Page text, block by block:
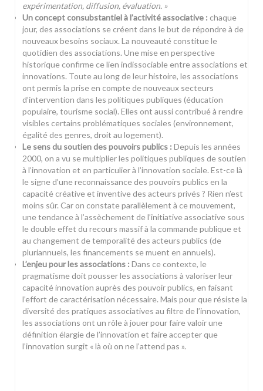
expérimentation, diffusion, évaluation. »
Un concept consubstantiel à l’activité associative : chaque
jour, des associations se créent dans le but de répondre à de
nouveaux besoins sociaux. La nouveauté constitue le
quotidien des associations. Une mise en perspective
historique confirme ce lien indissociable entre associations et
innovations. Toute au long de leur histoire, les associations
ont permis la prise en compte de nouveaux secteurs
d’intervention dans les politiques publiques (éducation
populaire, tourisme social). Elles ont aussi contribué à rendre
visibles certains problématiques sociales (environnement,
égalité des genres, droit au logement).
Le sens du soutien des pouvoirs publics : Depuis les années
2000, on a vu se multiplier les politiques publiques de soutien
à l’innovation et en particulier à l’innovation sociale. Est-ce là
le signe d’une reconnaissance des pouvoirs publics en la
capacité créative et inventive des acteurs privés ? Rien n’est
moins sûr. Car on constate parallèlement à ce mouvement,
une tendance à l’assèchement de l’initiative associative sous
le double effet du recours massif à la commande publique et
au changement de temporalité des acteurs publics (de
pluriannuels, les financements se muent en annuels).
L’enjeu pour les associations : Dans ce contexte, le
pragmatisme doit pousser les associations à valoriser leur
capacité innovation auprès des pouvoir publics, en faisant
l’effort de caractérisation nécessaire. Mais pour que résiste la
diversité des pratiques associatives au filtre de l’innovation,
les associations ont un rôle à jouer pour faire valoir une
définition élargie de l’innovation et faire accepter que
l’innovation surgit « là où on ne l’attend pas ».